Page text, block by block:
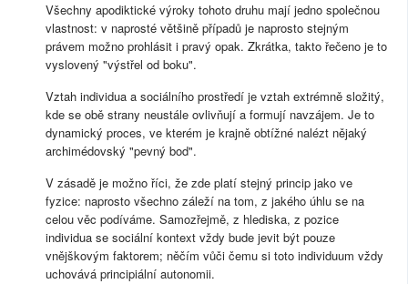
Všechny apodiktické výroky tohoto druhu mají jedno společnou
vlastnost: v naprosté většině případů je naprosto stejným
právem možno prohlásit i pravý opak. Zkrátka, takto řečeno je to
vyslovený "výstřel od boku".
Vztah individua a sociálního prostředí je vztah extrémně složitý,
kde se obě strany neustále ovlivňují a formují navzájem. Je to
dynamický proces, ve kterém je krajně obtížné nalézt nějaký
archimédovský "pevný bod".
V zásadě je možno říci, že zde platí stejný princip jako ve
fyzice: naprosto všechno záleží na tom, z jakého úhlu se na
celou věc podíváme. Samozřejmě, z hlediska, z pozice
individua se sociální kontext vždy bude jevit být pouze
vnějškovým faktorem; něčím vůči čemu si toto individuum vždy
uchovává principiální autonomii.